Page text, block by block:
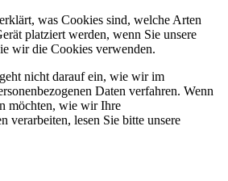
was Cookies sind, welche Arten
platziert werden, wenn Sie unsere
wir die Cookies verwenden.
nicht darauf ein, wie wir im
Daten verfahren. Wenn
möchten, wie wir Ihre
verarbeiten, lesen Sie bitte unsere